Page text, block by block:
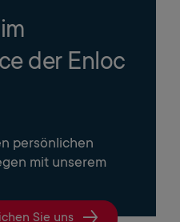
der Enloc
persönlichen
mit unserem
Sie uns